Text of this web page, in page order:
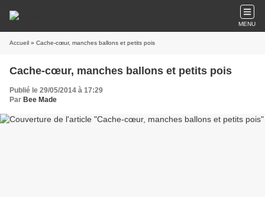
MENU
Accueil » Cache-cœur, manches ballons et petits pois
Cache-cœur, manches ballons et petits pois
Publié le 29/05/2014 à 17:29
Par Bee Made